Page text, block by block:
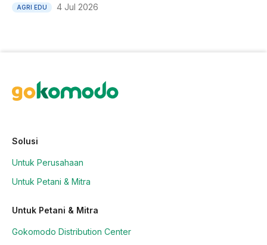
AGRI EDU 4 Jul 2026
Solusi
Untuk Perusahaan
Untuk Petani & Mitra
Untuk Petani & Mitra
Gokomodo Distribution Center